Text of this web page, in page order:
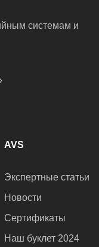
системам и
AVS
Экспертные статьи
Новости
Сертификаты
Наш буклет 2024